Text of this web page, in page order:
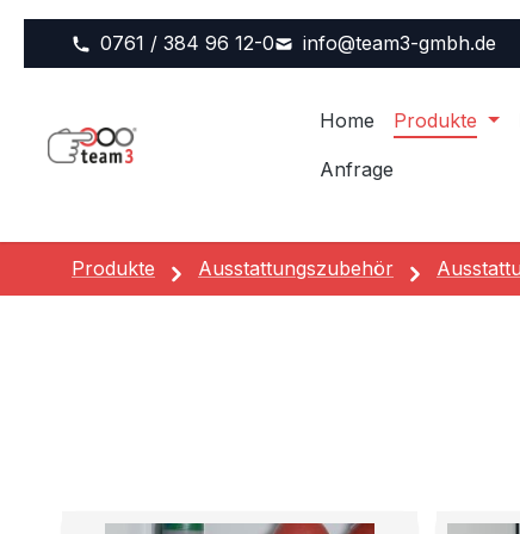
0761 / 384 96 12-0 info@team3-gmbh.de
Home Produkte
Anfrage
Produkte Ausstattungszubehör